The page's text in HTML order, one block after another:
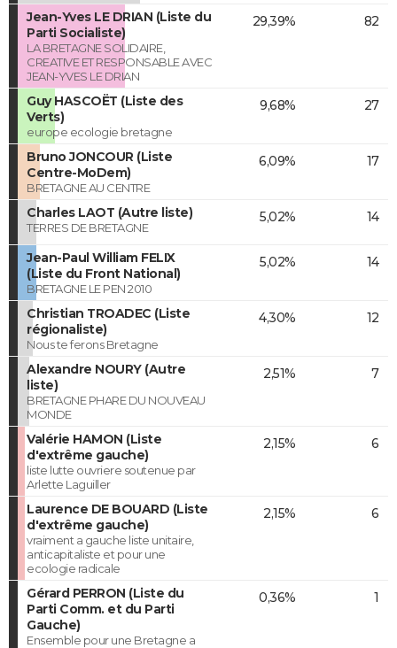
Jean-Yves LE DRIAN (Liste du
Parti Socialiste)
LA BRETAGNE SOLIDAIRE,
CREATIVE ET RESPONSABLE AVEC
JEAN-YVES LE DRIAN
29,39% 82
Guy HASCOËT (Liste des
Verts)
europe ecologie bretagne
9,68% 27
Bruno JONCOUR (Liste
Centre-MoDem)
BRETAGNE AU CENTRE
6,09% 17
Charles LAOT (Autre liste)
TERRES DE BRETAGNE
5,02% 14
Jean-Paul William FELIX
(Liste du Front National)
BRETAGNE LE PEN 2010
5,02% 14
Christian TROADEC (Liste
régionaliste)
Nous te ferons Bretagne
4,30% 12
Alexandre NOURY (Autre
liste)
BRETAGNE PHARE DU NOUVEAU
MONDE
2,51% 7
Valérie HAMON (Liste
d'extrême gauche)
liste lutte ouvriere soutenue par
Arlette Laguiller
2,15% 6
Laurence DE BOUARD (Liste
d'extrême gauche)
vraiment a gauche liste unitaire,
anticapitaliste et pour une
ecologie radicale
2,15% 6
Gérard PERRON (Liste du
Parti Comm. et du Parti
Gauche)
Ensemble pour une Bretagne a
0,36% 1